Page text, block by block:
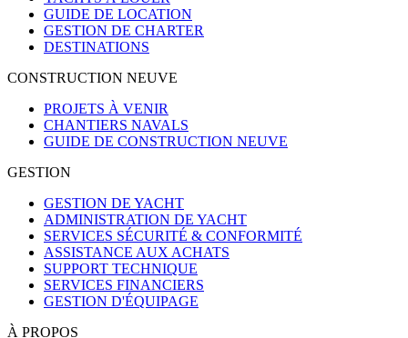
GUIDE DE LOCATION
GESTION DE CHARTER
DESTINATIONS
CONSTRUCTION NEUVE
PROJETS À VENIR
CHANTIERS NAVALS
GUIDE DE CONSTRUCTION NEUVE
GESTION
GESTION DE YACHT
ADMINISTRATION DE YACHT
SERVICES SÉCURITÉ & CONFORMITÉ
ASSISTANCE AUX ACHATS
SUPPORT TECHNIQUE
SERVICES FINANCIERS
GESTION D'ÉQUIPAGE
À PROPOS